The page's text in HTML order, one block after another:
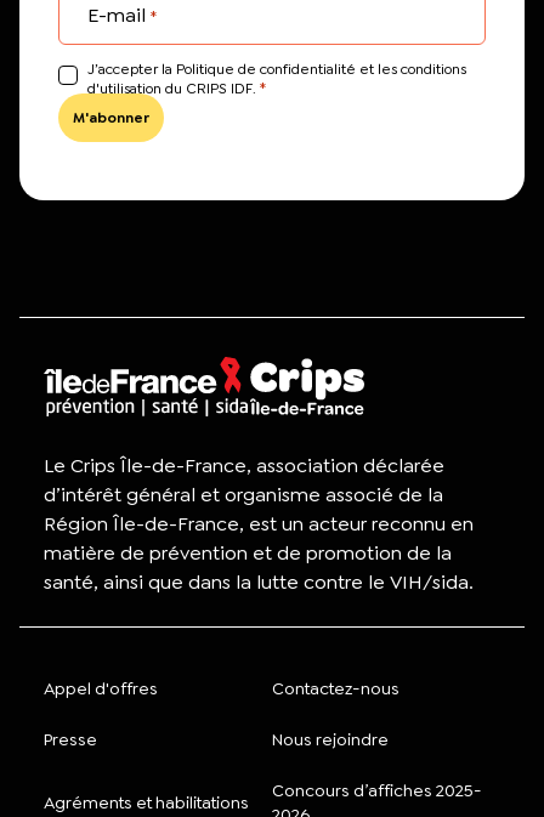
E-mail *
J’accepter la Politique de confidentialité et les conditions
d'utilisation du CRIPS IDF. *
Le Crips Île-de-France, association déclarée
d’intérêt général et organisme associé de la
Région Île-de-France, est un acteur reconnu en
matière de prévention et de promotion de la
santé, ainsi que dans la lutte contre le VIH/sida.
Appel d'offres Contactez-nous
Presse Nous rejoindre
Agréments et habilitations
Concours d’affiches 2025-